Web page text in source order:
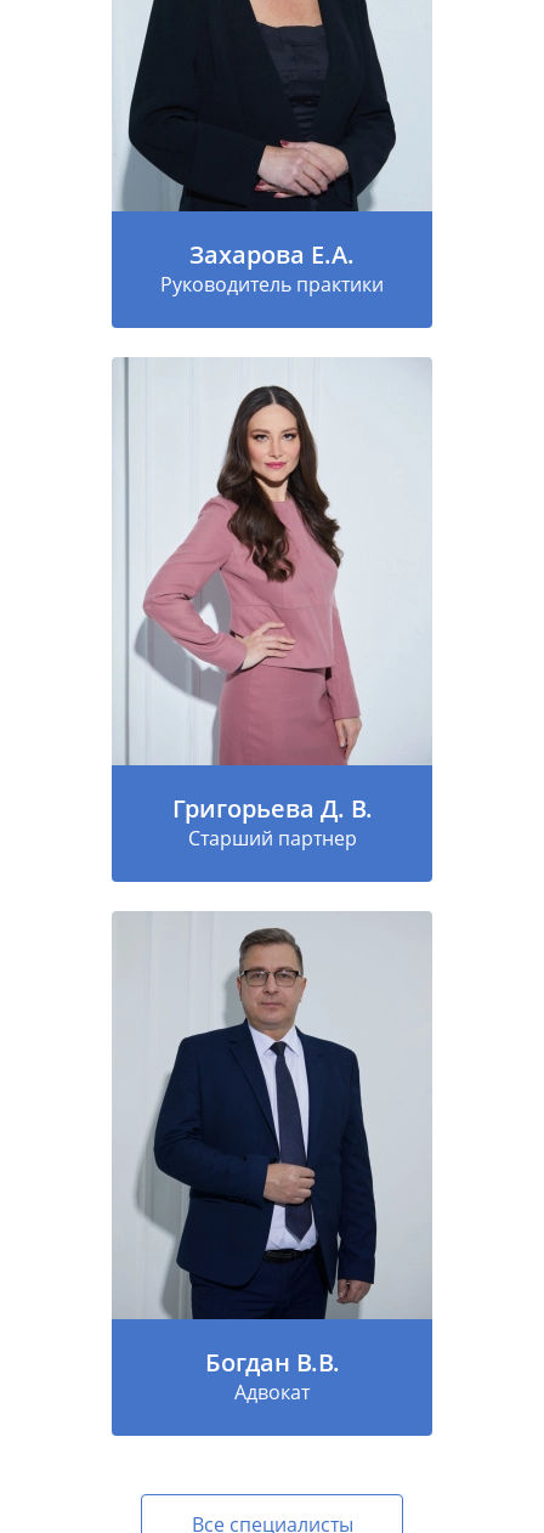
Захарова Е.А.
Руководитель практики
Григорьева Д. В.
Старший партнер
Богдан В.В.
Адвокат
Все специалисты